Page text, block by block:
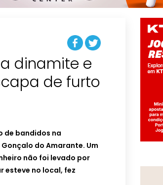
dinamite e
de furto
de bandidos na
do Amarante. Um
não foi levado por
esteve no local, fez